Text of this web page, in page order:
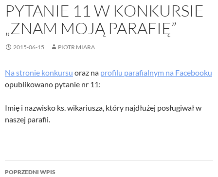
PYTANIE 11 W KONKURSIE
„ZNAM MOJĄ PARAFIĘ”
2015-06-15 PIOTR MIARA
Na stronie konkursu oraz na profilu parafialnym na Facebooku
opublikowano pytanie nr 11:
Imię i nazwisko ks. wikariusza, który najdłużej posługiwał w
naszej parafii.
Nawigacja
POPRZEDNI WPIS